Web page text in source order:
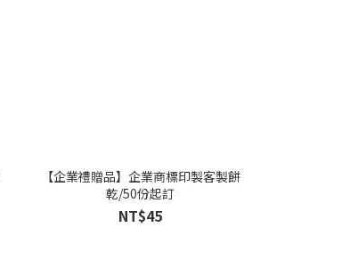
【企業禮贈品】企業商標印製客製餅
乾/50份起訂
NT$45